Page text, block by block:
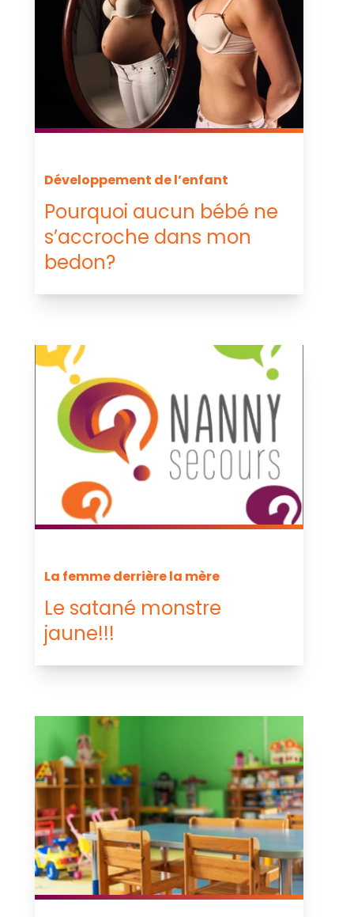
Développement de l’enfant
Pourquoi aucun bébé ne
s’accroche dans mon
bedon?
La femme derrière la mère
Le satané monstre
jaune!!!